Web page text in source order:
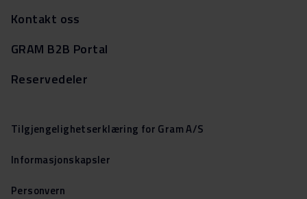
Kontakt oss
GRAM B2B Portal
Reservedeler
Tilgjengelighetserklæring for Gram A/S
Informasjonskapsler
Personvern